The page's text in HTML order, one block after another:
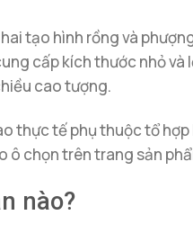
tạo hình rồng và
cấp kích thước nhỏ và
cao tượng.
thực tế phụ thuộc tổ
ô chọn trên trang sản
nào?